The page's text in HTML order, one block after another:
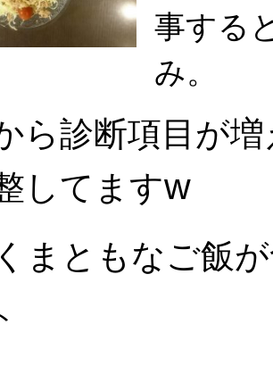
事する
み。
ら診断項目が
してますw
まともなご飯